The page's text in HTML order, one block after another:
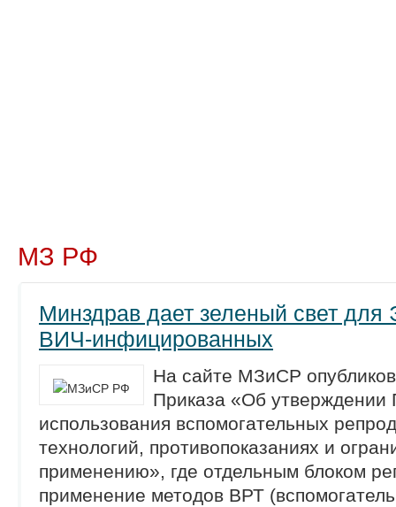
МЗ РФ
Минздрав дает зеленый свет для
ВИЧ-инфицированных
На сайте МЗиСР
Приказа «Об утверждении
использования вспомогательных
технологий, противопоказаниях и
применению», где отдельным блоком
применение методов ВРТ